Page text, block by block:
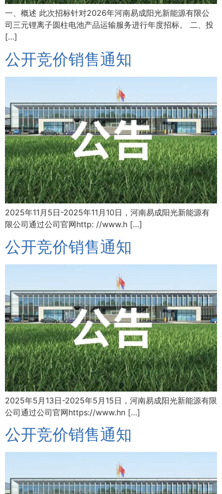
一、概述 此次招标针对2026年河南易成阳光新能源有限公
司三元锂离子圆柱电池产品运输服务进行年度招标。 二、投
[…]
公开竞价销售通知
2025年11月5日-2025年11月10日，河南易成阳光新能源有
限公司通过公司官网http: //www.h […]
公开竞价销售通知
2025年5月13日-2025年5月15日，河南易成阳光新能源有限
公司通过公司官网https://www.hn […]
公开竞价销售通知